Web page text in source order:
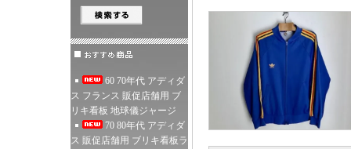
60 70年代 アディダ
ス フランス 販促店舗用 ブ
リキ看板 地球儀ジャージ
70 80年代 アディダ
ス 販促店舗用 ブリキ看板ラ